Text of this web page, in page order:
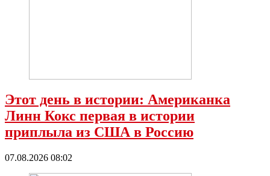
Этот день в истории: Американка
Линн Кокс первая в истории
приплыла из США в Россию
07.08.2026 08:02